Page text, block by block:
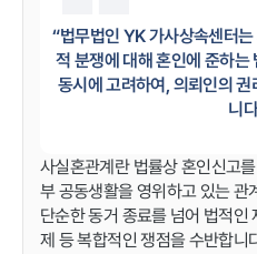
“법무법인 YK 가사상속센터
적 분쟁에 대해 혼인에 준하
동시에 고려하여, 의뢰인의
니
사실혼관계란 법률상 혼인신고
부 공동생활을 영위하고 있는 관
단순한 동거 종료를 넘어 법적인
제 등 복합적인 쟁점을 수반합니